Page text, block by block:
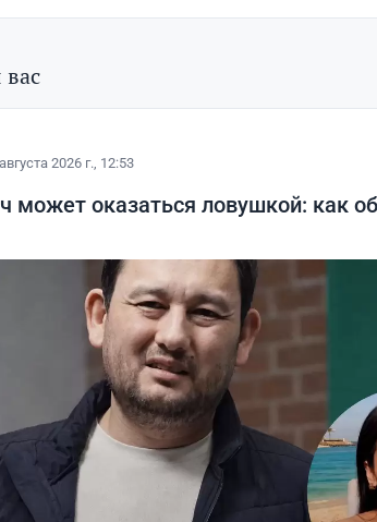
2026 г., 12:53
может оказаться ловушкой: как